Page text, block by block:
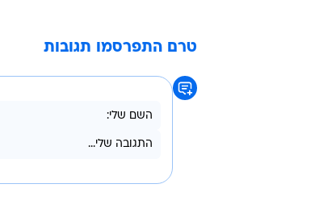
טרם התפרסמו תגובות